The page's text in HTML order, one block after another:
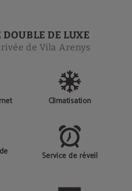
DE LUXE
de Vila Arenys
Climatisation
Service de réveil